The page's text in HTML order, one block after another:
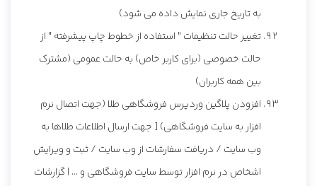
به تاریخ جاری نمایش داده می شود)
تغییر حالت تنظیمات " استفاده از خطوط چاپ پیشرفته " از
حالت خصوصی (برای کاربر خاص) به حالت عمومی (مشترک
بین همه کاربران)
افزودن پلاگین وردپرس فروشگاهی طلا (جهت اتصال نرم
افزار به سایت فروشگاهی) [ جهت ارسال اطلاعات طلاها به
وب سایت / دریافت سفارشات از وب سایت / ثبت و ویرایش
اشخاص در نرم افزار توسط سایت فروشگاهی و ... | گزارشات